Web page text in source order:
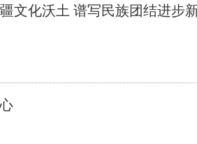
文化沃土 谱写民族团结进步